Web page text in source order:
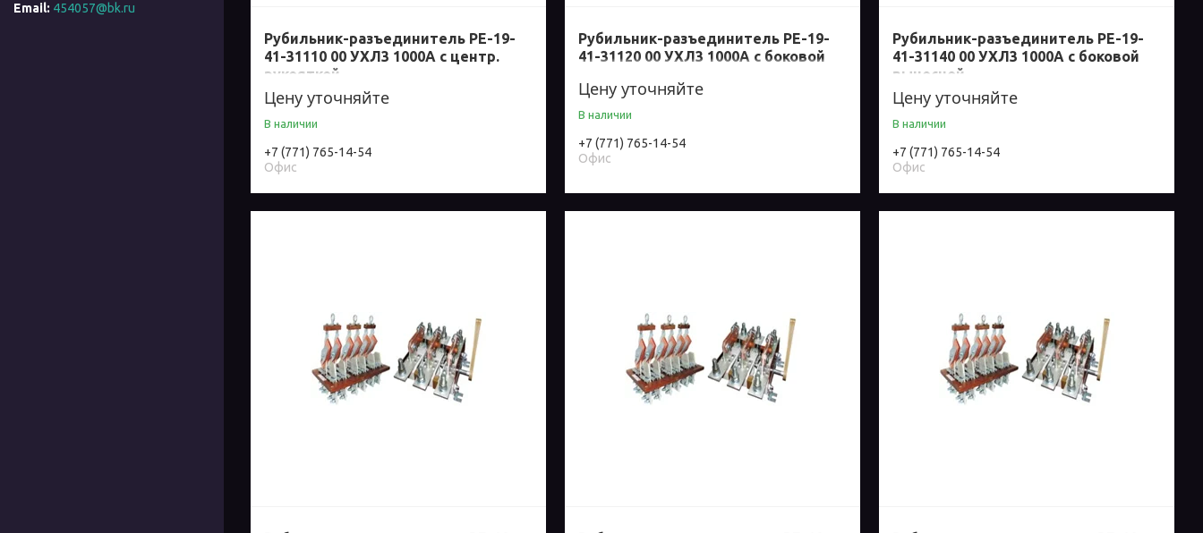
Рубильник-разъединитель РЕ-19-
41-31110 00 УХЛ3 1000А с центр.
рукояткой
Цену уточняйте
В наличии
+7 (771) 765-14-54
Офис
Рубильник-разъединитель РЕ-19-
41-31120 00 УХЛ3 1000А с боковой
Цену уточняйте
В наличии
+7 (771) 765-14-54
Офис
Рубильник-разъединитель РЕ-19-
41-31140 00 УХЛ3 1000А с боковой
выносной
Цену уточняйте
В наличии
+7 (771) 765-14-54
Офис
454057@bk.ru